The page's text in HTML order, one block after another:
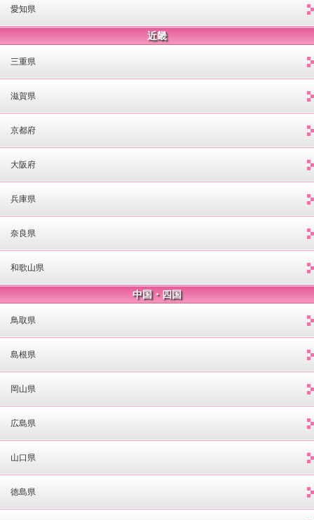
愛知県
近畿
三重県
滋賀県
京都府
大阪府
兵庫県
奈良県
和歌山県
中国・四国
鳥取県
島根県
岡山県
広島県
山口県
徳島県